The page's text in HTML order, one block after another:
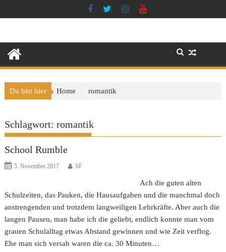
to
Du bist hier Home romantik
Schlagwort:romantik
School Rumble
5. November 2017 SF
Ach die guten alten
Schulzeiten, das Pauken, die Hausaufgaben und die manchmal doch
anstrengenden und trotzdem langweiligen Lehrkräfte. Aber auch die
langen Pausen, man habe ich die geliebt, endlich konnte man vom
grauen Schulalltag etwas Abstand gewinnen und wie Zeit verflog.
Ehe man sich versah waren die ca. 30 Minuten…